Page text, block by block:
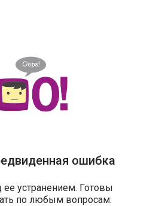
ошибка
устранением. Готовы
по любым вопросам: